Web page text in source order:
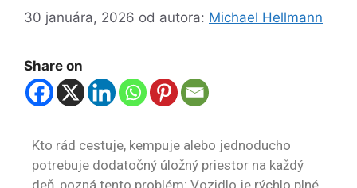
30 januára, 2026 od autora: Michael Hellmann
Share on
Kto rád cestuje, kempuje alebo jednoducho
potrebuje dodatočný úložný priestor na každý